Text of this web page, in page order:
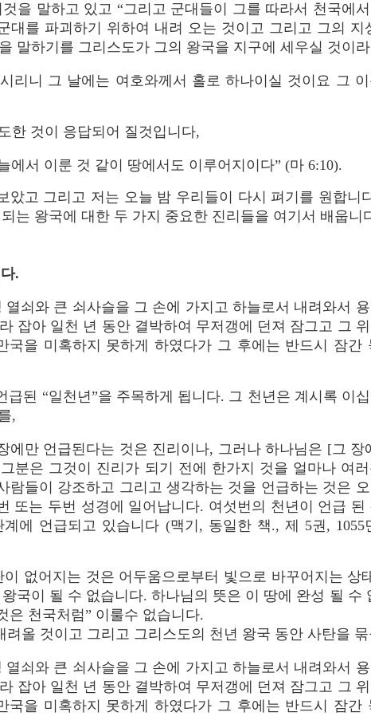
을 말하고 있고 “그리고 군대들이 그를 따라서 천국에
대를 파괴하기 위하여 내려 오는 것이고 그리고 그의 지
말하기를 그리스도가 그의 왕국을 지구에 세우실 것이
리니 그 날에는 여호와께서 홀로 하나이실 것이요 그
한 것이 응답되어 질것입니다,
에서 이룬 것 같이 땅에서도 이루어지이다” (마 6:10).
았고 그리고 저는 오늘 밤 우리들이 다시 펴기를 원합니
는 왕국에 대한 두 가지 중요한 진리들을 여기서 배웁니
.
쇠와 큰 쇠사슬을 그 손에 가지고 하늘로서 내려와서 용
잡아 일천 년 동안 결박하여 무저갱에 던져 잠그고 그
국을 미혹하지 못하게 하였다가 그 후에는 반드시 잠간
된 “일천년”을 주목하게 됩니다. 그 천년은 계시록 이
,
에만 언급된다는 것은 진리이나, 그러나 하나님은 [그 장
분은 그것이 진리가 되기 전에 한가지 것을 얼마나 여러
람들이 강조하고 그리고 생각하는 것을 언급하는 것은
또는 두번 성경에 일어납니다. 여섯번의 천년이 언급 된
에 언급되고 있습니다 (맥기, 동일한 책., 제 5권, 1055
없어지는 것은 어두움으로부터 빛으로 바꾸어지는 상
국이 될 수 없습니다. 하나님의 뜻은 이 땅에 완성 될 수
은 천국처럼” 이룰수 없습니다.
올 것이고 그리고 그리스도의 천년 왕국 동안 사탄을
쇠와 큰 쇠사슬을 그 손에 가지고 하늘로서 내려와서 용
잡아 일천 년 동안 결박하여 무저갱에 던져 잠그고 그
국을 미혹하지 못하게 하였다가 그 후에는 반드시 잠간